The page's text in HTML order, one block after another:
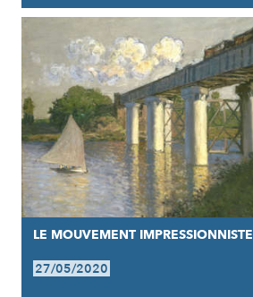
LE MOUVEMENT IMPRESSIONNISTE
27/05/2020